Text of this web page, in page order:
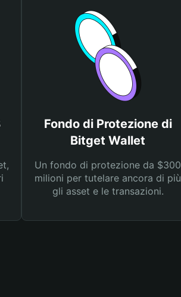
Fondo di Protezione di
Bitget Wallet
Un fondo di protezione da $300
milioni per tutelare ancora di più
gli asset e le transazioni.